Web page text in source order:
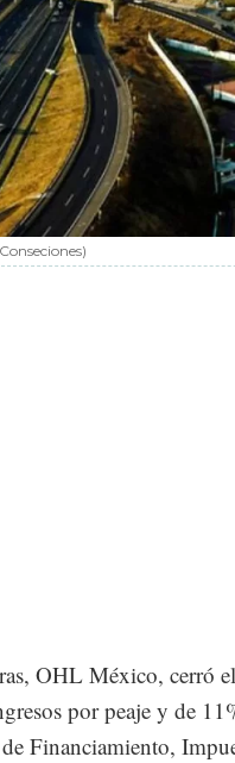
)
OHL México, cerró
por peaje y de
Financiamiento,